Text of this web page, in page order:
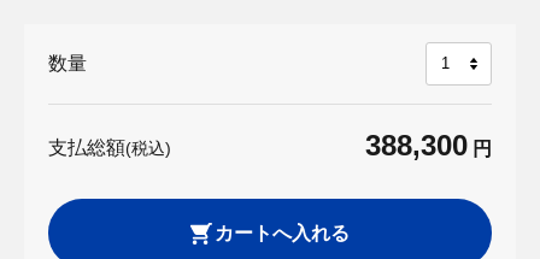
数量
支払総額(税込) 388,300 円
カートへ入れる